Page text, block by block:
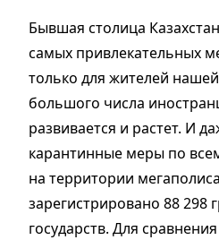
Бывшая столица
самых привлекательных
только для жителей
большого числа
развивается и растет. И
карантинные меры по
на территории
зарегистрировано 88 298
государств. Для